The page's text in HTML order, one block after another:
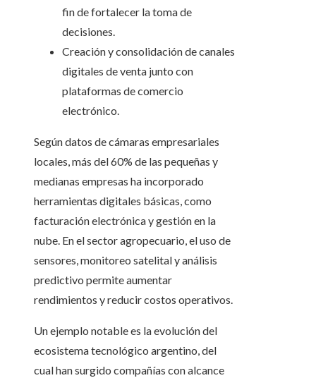
fin de fortalecer la toma de
decisiones.
Creación y consolidación de canales
digitales de venta junto con
plataformas de comercio
electrónico.
Según datos de cámaras empresariales
locales, más del 60% de las pequeñas y
medianas empresas ha incorporado
herramientas digitales básicas, como
facturación electrónica y gestión en la
nube. En el sector agropecuario, el uso de
sensores, monitoreo satelital y análisis
predictivo permite aumentar
rendimientos y reducir costos operativos.
Un ejemplo notable es la evolución del
ecosistema tecnológico argentino, del
cual han surgido compañías con alcance